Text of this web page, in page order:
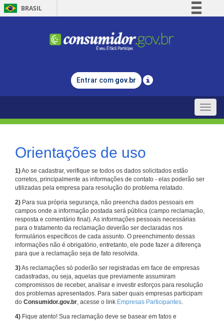
BRASIL
Comunica BR
Legislação
Entrar com gov.br
Toggle
Orientações de uso
1)Ao se cadastrar, verifique se todos os dados solicitados estão
corretos, principalmente as informações de contato - elas poderão ser
utilizadas pela empresa para resolução do problema relatado.
2) Para sua própria segurança, não preencha dados pessoais em
campos onde a informação postada será pública (campo reclamação,
resposta e comentário final). As informações pessoais necessárias
para o tratamento da reclamação deverão ser declaradas nos
formulários específicos de cada assunto. O preenchimento dessas
informações não é obrigatório, entretanto, ele pode fazer a diferença
para que a reclamação seja de fato resolvida.
3)As reclamações só poderão ser registradas em face de empresas
cadastradas, ou seja, aquelas que previamente assumiram
compromissos de receber, analisar e investir esforços para resolução
dos problemas apresentados. Para saber quais empresas participam
do Consumidor.gov.br, acesse o link Empresas Participantes.
4) Fique atento! Sua reclamação deve se basear em fatos e